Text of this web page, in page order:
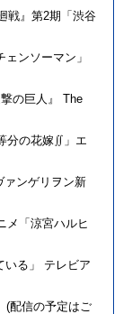
戦』第2期「渋谷
ンソーマン」
の巨人』 The
分の花嫁∬」エ
ァンゲリヲン新
メ「涼宮ハルヒ
いる」 テレビア
(配信の予定はご